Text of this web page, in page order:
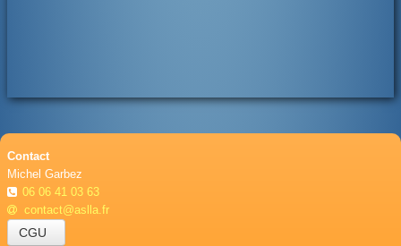
Contact
Michel Garbez
06 06 41 03 63
contact@aslla.fr
CGU